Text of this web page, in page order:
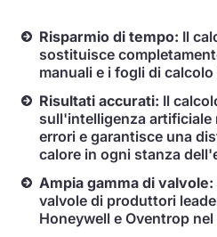
Risparmio di tempo: Il
sostituisce
manuali e i fogli di calcolo
Risultati accurati: Il
sull'intelligenza artificiale
errori e garantisce una
calore in ogni stanza
Ampia gamma di valvole:
valvole di produttori
Honeywell e Oventrop